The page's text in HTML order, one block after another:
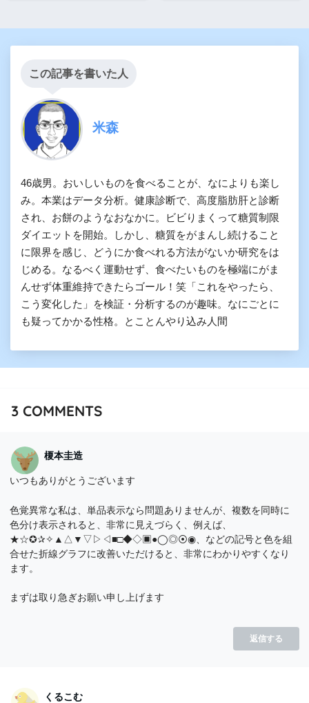
この記事を書いた人
米森
46歳男。おいしいものを食べることが、なによりも楽し
み。本業はデータ分析。健康診断で、高度脂肪肝と診断
され、お餅のようなおなかに。ビビりまくって糖質制限
ダイエットを開始。しかし、糖質をがまんし続けること
に限界を感じ、どうにか食べれる方法がないか研究をは
じめる。なるべく運動せず、食べたいものを極端にがま
んせず体重維持できたらゴール！笑「これをやったら、
こう変化した」を検証・分析するのが趣味。なにごとに
も疑ってかかる性格。とことんやり込み人間
3COMMENTS
榎本圭造
いつもありがとうございます
色覚異常な私は、単品表示なら問題ありませんが、複数を同時に
色分け表示されると、非常に見えづらく、例えば、
★☆✪✰✧▲△▼▽▷◁■□◆◇▣●◯◎⦿◉、などの記号と色を組
合せた折線グラフに改善いただけると、非常にわかりやすくなり
ます。
まずは取り急ぎお願い申し上げます
返信する
くるこむ